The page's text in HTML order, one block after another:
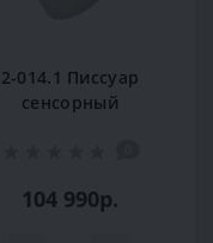
2-014.1 Писсуар
сенсорный
104 990р.